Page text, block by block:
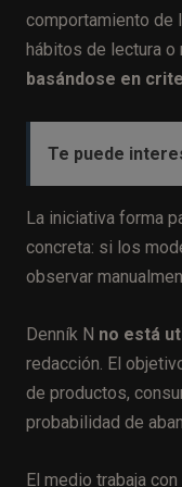
comportamiento de
hábitos de lectura o
basándose en
Te puede
La iniciativa forma
concreta: si los
observar
Denník N no está
redacción. El
de productos,
probabilidad de
El medio trabaja